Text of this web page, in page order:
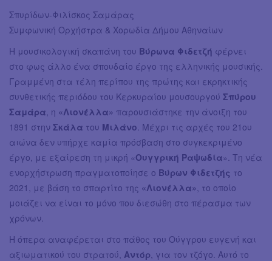
Σπυρίδων-Φιλίσκος Σαμάρας
Συμφωνική Ορχήστρα & Χορωδία Δήμου Αθηναίων
Η μουσικολογική σκαπάνη του Βύρωνα Φιδετζή φέρνει
στο φως άλλο ένα σπουδαίο έργο της ελληνικής μουσικής.
Γραμμένη στα τέλη περίπου της πρώτης και εκρηκτικής
συνθετικής περιόδου του Κερκυραίου μουσουργού Σπύρου
Σαμάρα , η «Λιονέλλα» παρουσιάστηκε την άνοιξη του
1891 στην Σκάλα του Μιλάνο . Μέχρι τις αρχές του 21ου
αιώνα δεν υπήρχε καμία πρόσβαση στο συγκεκριμένο
έργο, με εξαίρεση τη μικρή «Ουγγρική Ραψωδία». Τη νέα
ενορχήστρωση πραγματοποίησε ο Βύρων Φιδετζής το
2021, με βάση το σπαρτίτo της «Λιονέλλα» , το οποίο
μοιάζει να είναι το μόνο που διεσώθη στο πέρασμα των
χρόνων.
Η όπερα αναφέρεται στο πάθος του Ούγγρου ευγενή και
αξιωματικού του στρατού, Αντόρ , για τον τζόγο. Αυτό το